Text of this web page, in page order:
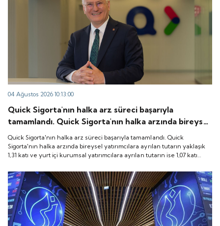
04 Ağustos 2026 10:13:00
Quick Sigorta'nın halka arz süreci başarıyla
tamamlandı. Quick Sigorta'nın halka arzında bireysel
yatırımcılara ayrılan tutarın yaklaşık 1,31 katı ve yurt
içi kurumsal yatırımcılara ayrılan tutarın ise 1,07 katı
talep geldi. Quick Sigorta, 6 Ağustos 2026 tarihinde
görmeye başlayacak.
Quick Sigorta'nın halka arz süreci başarıyla tamamlandı. Quick
Sigorta'nın halka arzında bireysel yatırımcılara ayrılan tutarın yaklaşık
1,31 katı ve yurt içi kurumsal yatırımcılara ayrılan tutarın ise 1,07 katı
koduyla Borsa İstanbul'da işlem görmeye başlayacak.